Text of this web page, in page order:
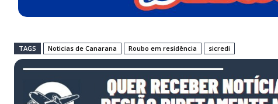
TAGS Noticias de Canarana Roubo em residência sicredi